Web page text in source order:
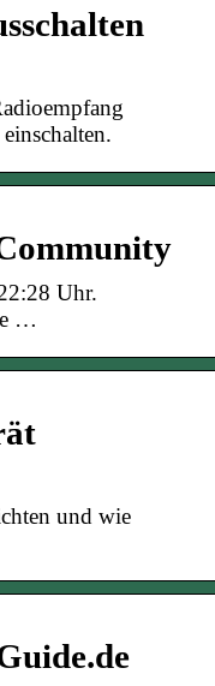
Uhr.
…
und wie